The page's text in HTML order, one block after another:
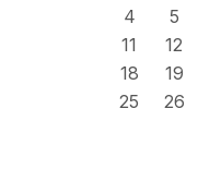
4
5
11
12
18
19
25
26